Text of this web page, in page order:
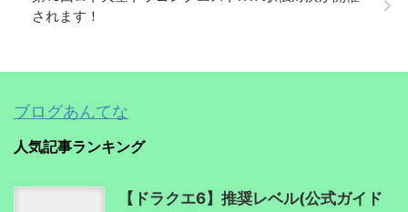
されます！
ブログあんてな
人気記事ランキング
【ドラクエ6】推奨レベル(公式ガイド